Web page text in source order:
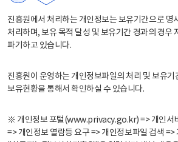
진흥원에서 처리하는 개인정보는 보유기간으로 명
처리하며, 보유 목적 달성 및 보유기간 경과의 경우
파기하고 있습니다.
진흥원이 운영하는 개인정보파일의 처리 및 보유기
보유현황을 통해서 확인하실 수 있습니다.
※ 개인정보 포털(www.privacy.go.kr) => 개인서
=> 개인정보 열람등 요구 => 개인정보파일 검색 =>